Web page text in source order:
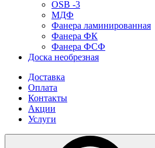
OSB -3
МДФ
Фанера ламинированная
Фанера ФК
Фанера ФСФ
Доска необрезная
Доставка
Оплата
Контакты
Акции
Услуги